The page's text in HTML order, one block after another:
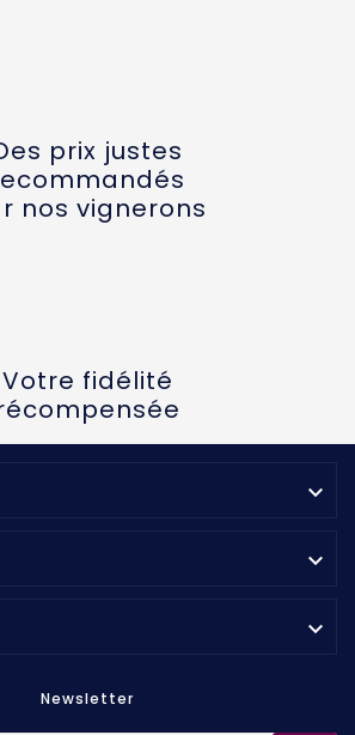
prix justes
nos vignerons
Votre fidélité



Newsletter